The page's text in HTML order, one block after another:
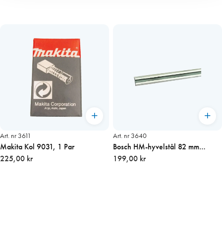
Art. nr 3611
Makita Kol 9031, 1 Par
225,00 kr
Art. nr 3640
Bosch HM-hyvelstål 82 mm
vändbara 2-p
199,00 kr